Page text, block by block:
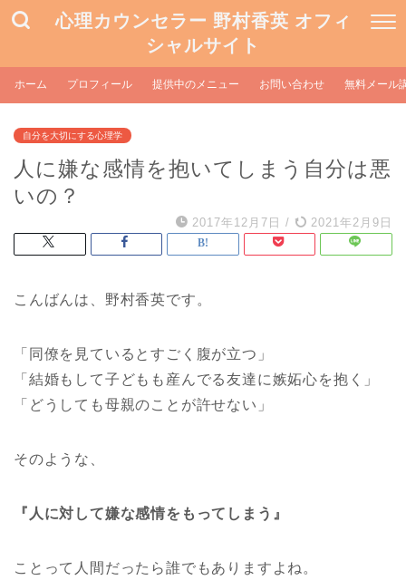
心理カウンセラー 野村香英 オフィ
シャルサイト
ホーム プロフィール 提供中のメニュー お問い合わせ 無料メール
自分を大切にする心理学
人に嫌な感情を抱いてしまう自分は悪
いの？
2017年12月7日 / 2021年2月9日
こんばんは、野村香英です。
「同僚を見ているとすごく腹が立つ」
「結婚もして子どもも産んでる友達に嫉妬心を抱く」
「どうしても母親のことが許せない」
そのような、
『人に対して嫌な感情をもってしまう』
ことって人間だったら誰でもありますよね。